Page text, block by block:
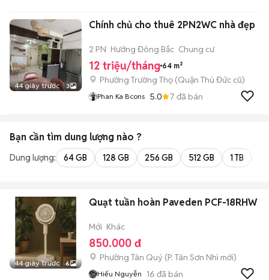
44 giây trước 3
Chính chủ cho thuê 2PN2WC nhà đẹp
2 PN Hướng Đông Bắc Chung cư
12 triệu/tháng 64 m²
Phường Trường Thọ (Quận Thủ Đức cũ)
Phan Ka Bcons 5.0 7 đã bán
Bạn cần tìm dung lượng nào ?
Dung lượng: 64 GB 128 GB 256 GB 512 GB 1 TB
44 giây trước 6
Quạt tuần hoàn Paveden PCF-18RHW
Mới Khác
850.000 đ
Phường Tân Quý (P. Tân Sơn Nhì mới)
Hiếu Nguyễn 16 đã bán